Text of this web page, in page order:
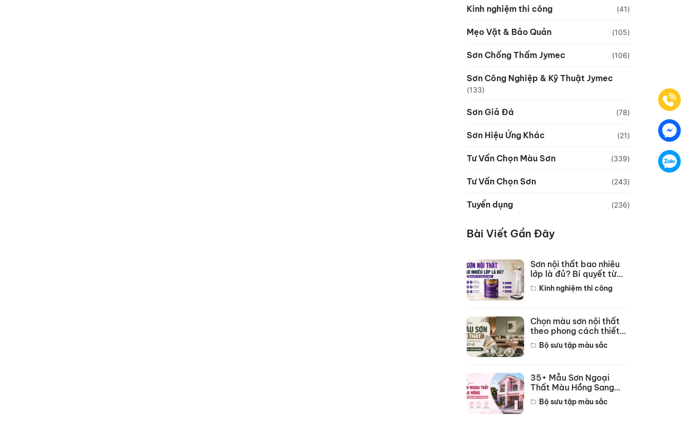
Kinh nghiệm thi công (41)
Mẹo Vặt & Bảo Quản (105)
Sơn Chống Thấm Jymec (106)
Sơn Công Nghiệp & Kỹ Thuật Jymec
(133)
Sơn Giả Đá (78)
Sơn Hiệu Ứng Khác (21)
Tư Vấn Chọn Màu Sơn (339)
Tư Vấn Chọn Sơn (243)
Tuyển dụng (236)
Bài Viết Gần Đây
Sơn nội thất bao nhiêu
lớp là đủ? Bí quyết từ
thợ lâu năm
Kinh nghiệm thi công
Chọn màu sơn nội thất
theo phong cách thiết
kế hot năm 2026
Bộ sưu tập màu sắc
35+ Mẫu Sơn Ngoại
Thất Màu Hồng Sang
Trọng Đẹp Nhất 2026
Bộ sưu tập màu sắc